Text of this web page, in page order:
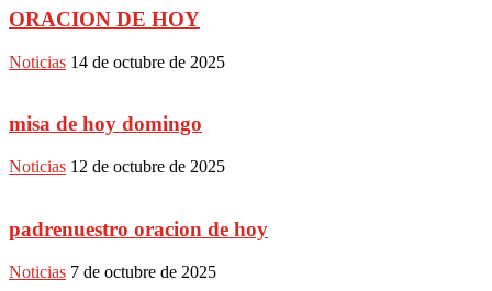
ORACION DE HOY
Noticias 14 de octubre de 2025
misa de hoy domingo
Noticias 12 de octubre de 2025
padrenuestro oracion de hoy
Noticias 7 de octubre de 2025